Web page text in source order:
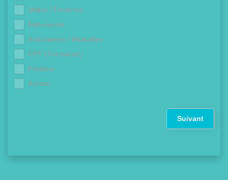
Volets / Fenêtres
Rénovation
Assurances / Mutuelles
CPF (Formation)
Finance
Autres
Suivant